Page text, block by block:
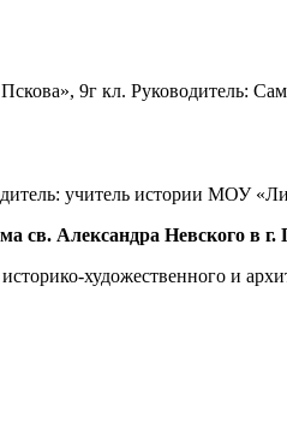
9г кл. Руководитель:
учитель истории МОУ
св. Александра Невского в г.
художественного и